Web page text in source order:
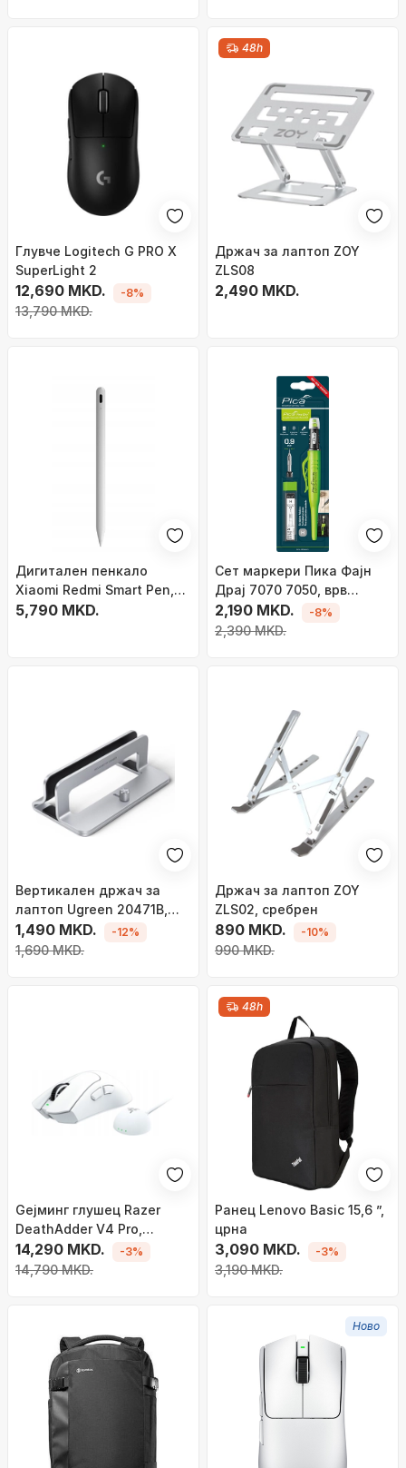
Глувче Logitech G PRO X
SuperLight 2
12,690 MKD.
13,790 MKD.
-8%
48h
Држач за лаптоп ZOY
ZLS08
2,490 MKD.
Дигитален пенкало
Xiaomi Redmi Smart Pen,
Bluetooth, бел
5,790 MKD.
Сет маркери Пика Фајн
Драј 7070 7050, врв
0.9mm, зелена и црна
2,190 MKD.
2,390 MKD.
-8%
Вертикален држач за
лаптоп Ugreen 20471B,
прилагодлив, алуминиум,
сребрен
1,490 MKD.
1,690 MKD.
-12%
Држач за лаптоп ZOY
ZLS02, сребрен
890 MKD.
990 MKD.
-10%
Geјминг глушец Razer
DeathAdder V4 Pro,
оптички, безжичен, бел
14,290 MKD.
14,790 MKD.
-3%
48h
Ранец Lenovo Basic 15,6 ”,
црна
3,090 MKD.
3,190 MKD.
-3%
Ново